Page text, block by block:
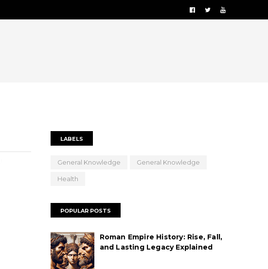
LABELS
General Knowledge General Knowledge
Health
POPULAR POSTS
Roman Empire History: Rise, Fall,
and Lasting Legacy Explained